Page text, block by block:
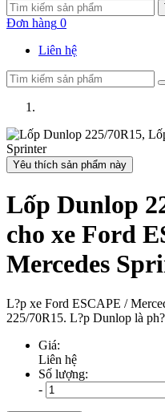
Đơn hàng 0
Liên hệ
Yêu thích sản phẩm này
Lốp Dunlop
cho xe Ford
Mercedes
L?p xe Ford ESCAPE /
225/70R15. L?p Dunlop là
Giá:
Liên hệ
Số lượng:
-